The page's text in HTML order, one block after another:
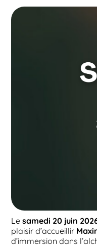
Lesamedi 20 juin
plaisir d’accueillir
d’immersion dans